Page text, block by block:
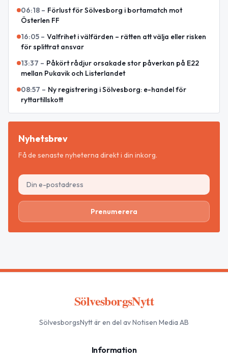
06:18 – Förlust för Sölvesborg i bortamatch mot
Österlen FF
16:05 – Valfrihet i välfärden – rätten att välja eller risken
för splittrat ansvar
13:37 – Påkört rådjur orsakade stor påverkan på E22
mellan Pukavik och Listerlandet
08:57 – Ny registrering i Sölvesborg: e-handel för
ryttartillskott
Nyhetsbrev
Få de senaste nyheterna direkt i din inkorg.
Prenumerera
SölvesborgsNytt
SölvesborgsNyttär en del av Notisen Media AB
Information